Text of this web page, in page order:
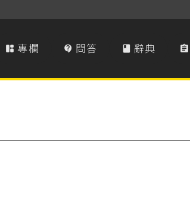
 專欄  問答  辭典 